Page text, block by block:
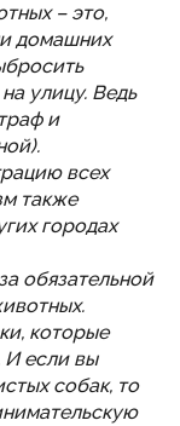
– это,
домашних
улицу. Ведь
и
всех
также
городах
обязательной
которые
И если вы
собак, то